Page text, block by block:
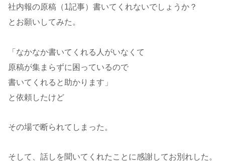
社内報の原稿（1記事）書いてくれないでしょうか？
とお願いしてみた。
「なかなか書いてくれる人がいなくて
原稿が集まらずに困っているので
書いてくれると助かります」
と依頼したけど
その場で断られてしまった。
そして、話しを聞いてくれたことに感謝してお別れした。